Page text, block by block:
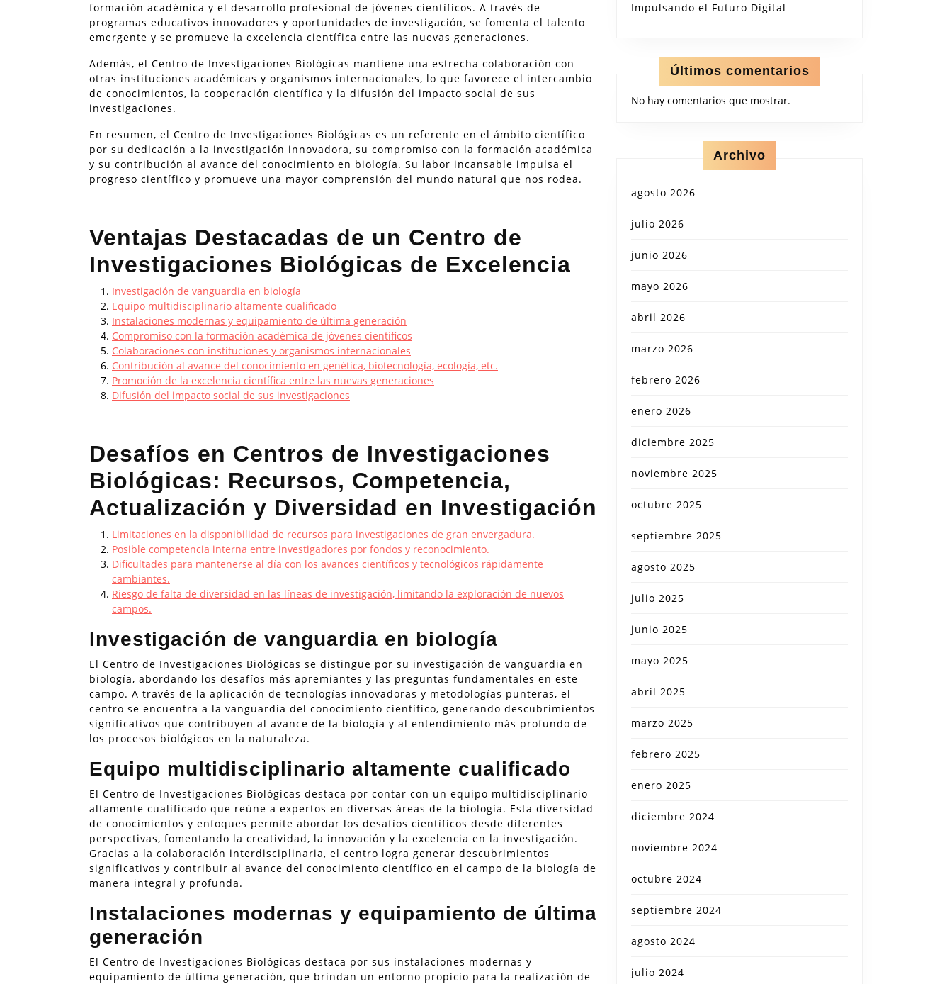
formación académica y el desarrollo profesional de jóvenes científicos. A través de
programas educativos innovadores y oportunidades de investigación, se fomenta el talento
emergente y se promueve la excelencia científica entre las nuevas generaciones.
Además, el Centro de Investigaciones Biológicas mantiene una estrecha colaboración con
otras instituciones académicas y organismos internacionales, lo que favorece el intercambio
de conocimientos, la cooperación científica y la difusión del impacto social de sus
investigaciones.
En resumen, el Centro de Investigaciones Biológicas es un referente en el ámbito científico
por su dedicación a la investigación innovadora, su compromiso con la formación académica
y su contribución al avance del conocimiento en biología. Su labor incansable impulsa el
progreso científico y promueve una mayor comprensión del mundo natural que nos rodea.
Ventajas Destacadas de un Centro de
Investigaciones Biológicas de Excelencia
Investigación de vanguardia en biología
Equipo multidisciplinario altamente cualificado
Instalaciones modernas y equipamiento de última generación
Compromiso con la formación académica de jóvenes científicos
Colaboraciones con instituciones y organismos internacionales
Contribución al avance del conocimiento en genética, biotecnología, ecología, etc.
Promoción de la excelencia científica entre las nuevas generaciones
Difusión del impacto social de sus investigaciones
Desafíos en Centros de Investigaciones
Biológicas: Recursos, Competencia,
Actualización y Diversidad en Investigación
Limitaciones en la disponibilidad de recursos para investigaciones de gran envergadura.
Posible competencia interna entre investigadores por fondos y reconocimiento.
Dificultades para mantenerse al día con los avances científicos y tecnológicos rápidamente
cambiantes.
Riesgo de falta de diversidad en las líneas de investigación, limitando la exploración de nuevos
campos.
Investigación de vanguardia en biología
El Centro de Investigaciones Biológicas se distingue por su investigación de vanguardia en
biología, abordando los desafíos más apremiantes y las preguntas fundamentales en este
campo. A través de la aplicación de tecnologías innovadoras y metodologías punteras, el
centro se encuentra a la vanguardia del conocimiento científico, generando descubrimientos
significativos que contribuyen al avance de la biología y al entendimiento más profundo de
los procesos biológicos en la naturaleza.
Equipo multidisciplinario altamente cualificado
El Centro de Investigaciones Biológicas destaca por contar con un equipo multidisciplinario
altamente cualificado que reúne a expertos en diversas áreas de la biología. Esta diversidad
de conocimientos y enfoques permite abordar los desafíos científicos desde diferentes
perspectivas, fomentando la creatividad, la innovación y la excelencia en la investigación.
Gracias a la colaboración interdisciplinaria, el centro logra generar descubrimientos
significativos y contribuir al avance del conocimiento científico en el campo de la biología de
manera integral y profunda.
Instalaciones modernas y equipamiento de última
generación
El Centro de Investigaciones Biológicas destaca por sus instalaciones modernas y
equipamiento de última generación, que brindan un entorno propicio para la realización de
Impulsando el Futuro Digital
Últimos comentarios
No hay comentarios que mostrar.
Archivo
agosto 2026
julio 2026
junio 2026
mayo 2026
abril 2026
marzo 2026
febrero 2026
enero 2026
diciembre 2025
noviembre 2025
octubre 2025
septiembre 2025
agosto 2025
julio 2025
junio 2025
mayo 2025
abril 2025
marzo 2025
febrero 2025
enero 2025
diciembre 2024
noviembre 2024
octubre 2024
septiembre 2024
agosto 2024
julio 2024